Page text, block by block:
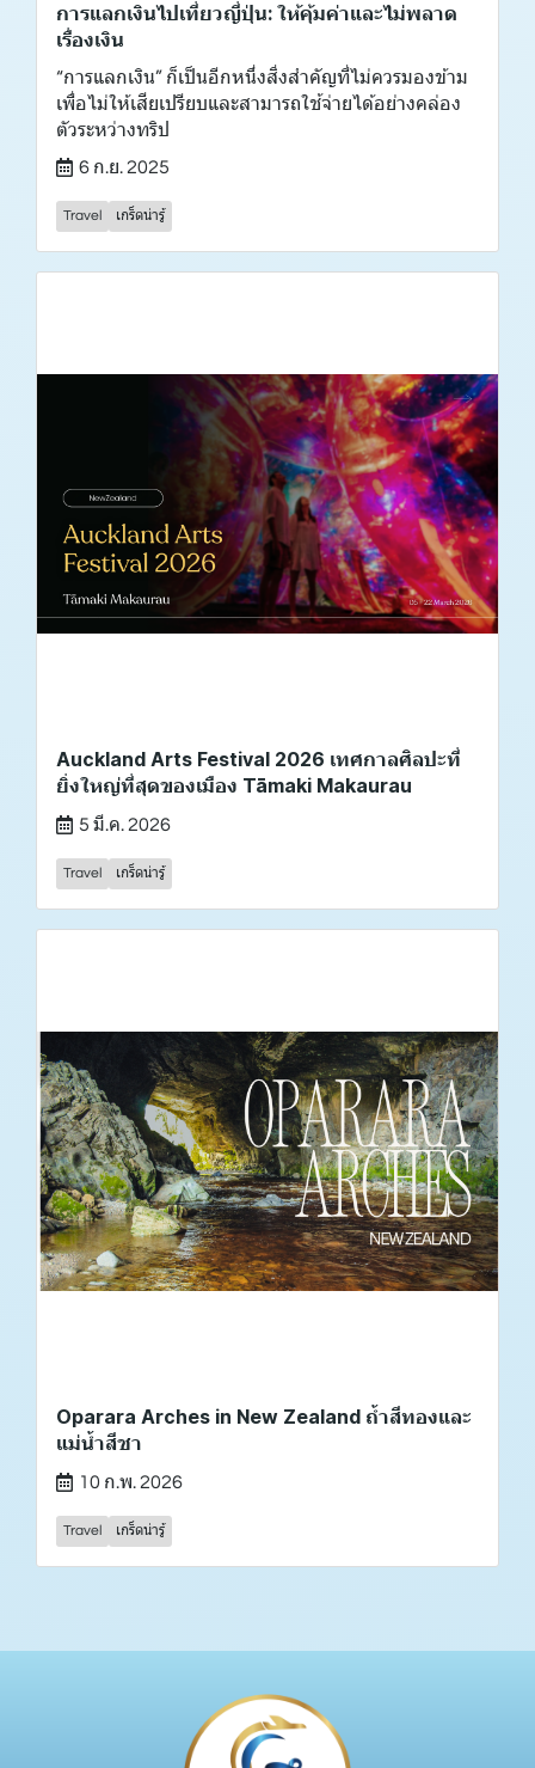
การแลกเงินไปเที่ยวญี่ปุ่น: ให้คุ้มค่าและไม่พลาด
เรื่องเงิน
“การแลกเงิน” ก็เป็นอีกหนึ่งสิ่งสำคัญที่ไม่ควรมองข้าม
เพื่อไม่ให้เสียเปรียบและสามารถใช้จ่ายได้อย่างคล่อง
ตัวระหว่างทริป
6 ก.ย. 2025
Travel เกร็ดน่ารู้
Auckland Arts Festival 2026 เทศกาลศิลปะที่
ยิ่งใหญ่ที่สุดของเมือง Tāmaki Makaurau
5 มี.ค. 2026
Travel เกร็ดน่ารู้
Oparara Arches in New Zealand ถ้ำสีทองและ
แม่น้ำสีชา
10 ก.พ. 2026
Travel เกร็ดน่ารู้